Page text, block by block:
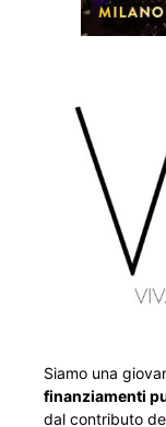
Siamo una
finanziamenti
dal contributo